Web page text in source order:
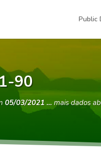
Public
90
05/03/2021 … mais dados